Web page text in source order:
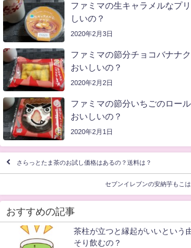
ファミマの生キャラメルなプ
しいの？
2020年2月3日
ファミマの節分チョコバナナ
おいしいの？
2020年2月2日
ファミマの節分いちごのロー
おいしいの？
2020年2月1日
さらっとたま茶のお試し価格はあるの？送料は？
セブンイレブンの安納芋もこ
おすすめの記事
茶柱が立つと縁起がいいという
そり飲むの？